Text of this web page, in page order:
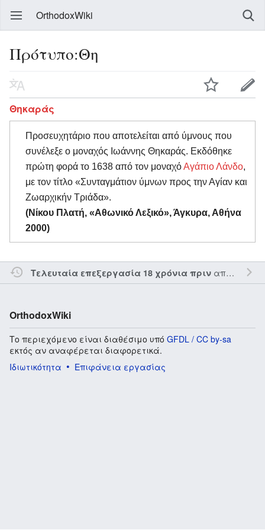
OrthodoxWiki
Πρότυπο:Θη
Θηκαράς
Προσευχητάριο που αποτελείται από ύμνους που
συνέλεξε ο μοναχός Ιωάννης Θηκαράς. Εκδόθηκε
πρώτη φορά το 1638 από τον μοναχόΑγάπιο Λάνδο,
με τον τίτλο «Συνταγμάτιον ύμνων προς την Αγίαν και
Ζωαρχικήν Τριάδα».
(Νίκου Πλατή, «Αθωνικό Λεξικό», Άγκυρα, Αθήνα
2000)
Τελευταία επεξεργασία 18 χρόνια πριναπό τον την
OrthodoxWiki
Το περιεχόμενο είναι διαθέσιμο υπό GFDL / CC by-sa
εκτός αν αναφέρεται διαφορετικά.
Ιδιωτικότητα
Επιφάνεια εργασίας